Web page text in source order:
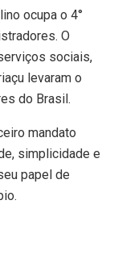
ocupa o 4°
O
sociais,
levaram o
do Brasil.
mandato
simplicidade e
papel de